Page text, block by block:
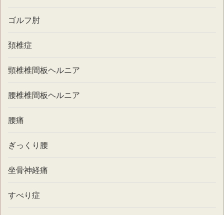
ゴルフ肘
頚椎症
頸椎椎間板ヘルニア
腰椎椎間板ヘルニア
腰痛
ぎっくり腰
坐骨神経痛
すべり症